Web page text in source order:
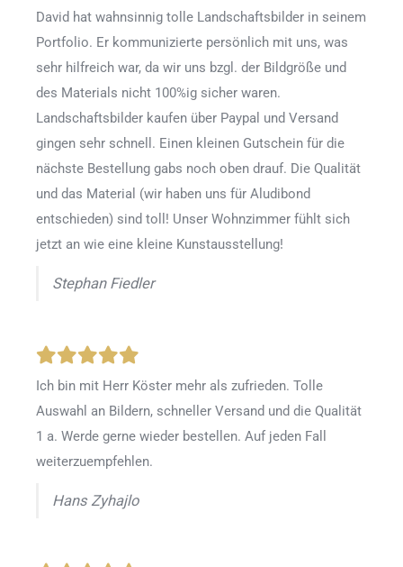
David hat wahnsinnig tolle Landschaftsbilder in seinem
Portfolio. Er kommunizierte persönlich mit uns, was
sehr hilfreich war, da wir uns bzgl. der Bildgröße und
des Materials nicht 100%ig sicher waren.
Landschaftsbilder kaufen über Paypal und Versand
gingen sehr schnell. Einen kleinen Gutschein für die
nächste Bestellung gabs noch oben drauf. Die Qualität
und das Material (wir haben uns für Aludibond
entschieden) sind toll! Unser Wohnzimmer fühlt sich
jetzt an wie eine kleine Kunstausstellung!
Stephan Fiedler
Ich bin mit Herr Köster mehr als zufrieden. Tolle
Auswahl an Bildern, schneller Versand und die Qualität
1 a. Werde gerne wieder bestellen. Auf jeden Fall
weiterzuempfehlen.
Hans Zyhajlo